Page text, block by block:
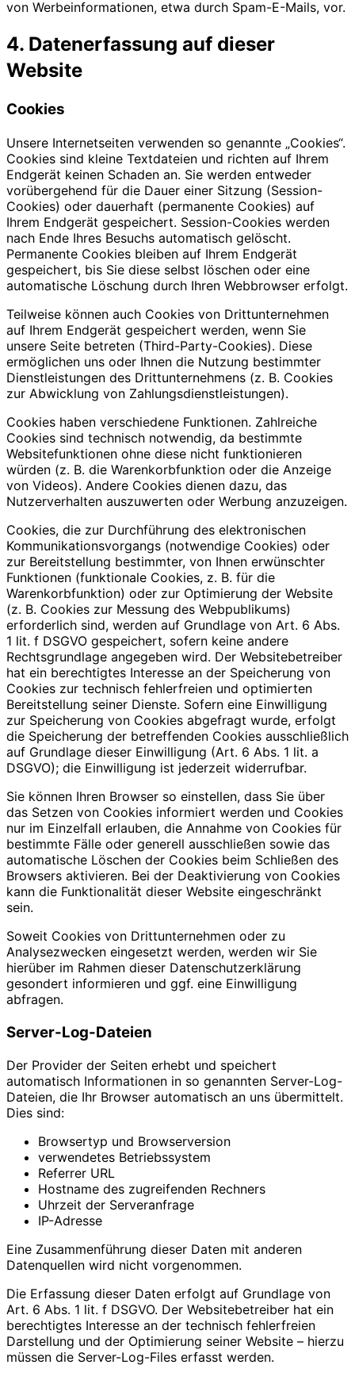
von Werbeinformationen, etwa durch Spam-E-Mails, vor.
4. Datenerfassung auf dieser
Website
Cookies
Unsere Internetseiten verwenden so genannte „Cookies“.
Cookies sind kleine Textdateien und richten auf Ihrem
Endgerät keinen Schaden an. Sie werden entweder
vorübergehend für die Dauer einer Sitzung (Session-
Cookies) oder dauerhaft (permanente Cookies) auf
Ihrem Endgerät gespeichert. Session-Cookies werden
nach Ende Ihres Besuchs automatisch gelöscht.
Permanente Cookies bleiben auf Ihrem Endgerät
gespeichert, bis Sie diese selbst löschen oder eine
automatische Löschung durch Ihren Webbrowser erfolgt.
Teilweise können auch Cookies von Drittunternehmen
auf Ihrem Endgerät gespeichert werden, wenn Sie
unsere Seite betreten (Third-Party-Cookies). Diese
ermöglichen uns oder Ihnen die Nutzung bestimmter
Dienstleistungen des Drittunternehmens (z. B. Cookies
zur Abwicklung von Zahlungsdienstleistungen).
Cookies haben verschiedene Funktionen. Zahlreiche
Cookies sind technisch notwendig, da bestimmte
Websitefunktionen ohne diese nicht funktionieren
würden (z. B. die Warenkorbfunktion oder die Anzeige
von Videos). Andere Cookies dienen dazu, das
Nutzerverhalten auszuwerten oder Werbung anzuzeigen.
Cookies, die zur Durchführung des elektronischen
Kommunikationsvorgangs (notwendige Cookies) oder
zur Bereitstellung bestimmter, von Ihnen erwünschter
Funktionen (funktionale Cookies, z. B. für die
Warenkorbfunktion) oder zur Optimierung der Website
(z. B. Cookies zur Messung des Webpublikums)
erforderlich sind, werden auf Grundlage von Art. 6 Abs.
1 lit. f DSGVO gespeichert, sofern keine andere
Rechtsgrundlage angegeben wird. Der Websitebetreiber
hat ein berechtigtes Interesse an der Speicherung von
Cookies zur technisch fehlerfreien und optimierten
Bereitstellung seiner Dienste. Sofern eine Einwilligung
zur Speicherung von Cookies abgefragt wurde, erfolgt
die Speicherung der betreffenden Cookies ausschließlich
auf Grundlage dieser Einwilligung (Art. 6 Abs. 1 lit. a
DSGVO); die Einwilligung ist jederzeit widerrufbar.
Sie können Ihren Browser so einstellen, dass Sie über
das Setzen von Cookies informiert werden und Cookies
nur im Einzelfall erlauben, die Annahme von Cookies für
bestimmte Fälle oder generell ausschließen sowie das
automatische Löschen der Cookies beim Schließen des
Browsers aktivieren. Bei der Deaktivierung von Cookies
kann die Funktionalität dieser Website eingeschränkt
sein.
Soweit Cookies von Drittunternehmen oder zu
Analysezwecken eingesetzt werden, werden wir Sie
hierüber im Rahmen dieser Datenschutzerklärung
gesondert informieren und ggf. eine Einwilligung
abfragen.
Server-Log-Dateien
Der Provider der Seiten erhebt und speichert
automatisch Informationen in so genannten Server-Log-
Dateien, die Ihr Browser automatisch an uns übermittelt.
Dies sind:
Browsertyp und Browserversion
verwendetes Betriebssystem
Referrer URL
Hostname des zugreifenden Rechners
Uhrzeit der Serveranfrage
IP-Adresse
Eine Zusammenführung dieser Daten mit anderen
Datenquellen wird nicht vorgenommen.
Die Erfassung dieser Daten erfolgt auf Grundlage von
Art. 6 Abs. 1 lit. f DSGVO. Der Websitebetreiber hat ein
berechtigtes Interesse an der technisch fehlerfreien
Darstellung und der Optimierung seiner Website – hierzu
müssen die Server-Log-Files erfasst werden.